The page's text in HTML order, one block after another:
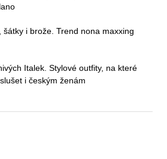
i brože. Trend nona maxxing
Italek. Stylové outfity, na které
i českým ženám